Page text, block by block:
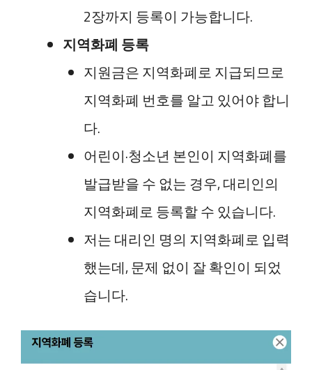
2장까지 등록이 가능합니다.
지역화폐 등록
지원금은 지역화폐로 지급되므로
지역화폐 번호를 알고 있어야 합니
다.
어린이·청소년 본인이 지역화폐를
발급받을 수 없는 경우, 대리인의
지역화폐로 등록할 수 있습니다.
저는 대리인 명의 지역화폐로 입력
했는데, 문제 없이 잘 확인이 되었
습니다.